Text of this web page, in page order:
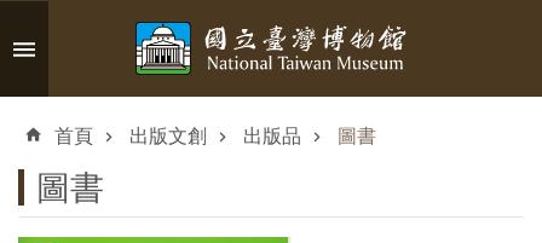
跳到主要內容區塊
搜
首頁 出版文創 出版品 圖書
圖書